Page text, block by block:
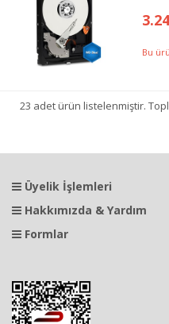
Bu
23 adet ürün listelenmiştir.
Üyelik İşlemleri
Hakkımızda & Yardım
Formlar